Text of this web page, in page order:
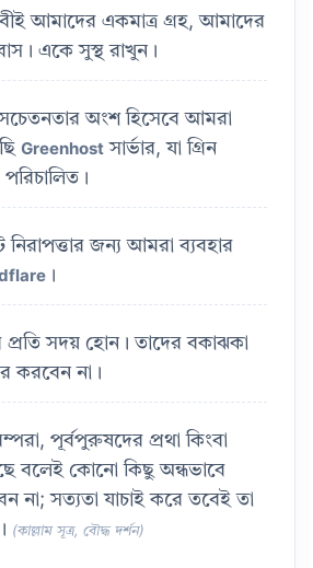
আমাদের একমাত্র গ্রহ, আমাদের
একে সুস্থ রাখুন।
সচেতনতার অংশ হিসেবে আমরা
Greenhost সার্ভার, যা গ্রিন
পরিচালিত।
নিরাপত্তার জন্য আমরা ব্যবহার
।
সদয় হোন। তাদের বকাঝকা
করবেন না।
পূর্বপুরুষদের প্রথা কিংবা
বলেই কোনো কিছু অন্ধভাবে
না; সত্যতা যাচাই করে তবেই তা
(কাল্লাম সূত্র, বৌদ্ধ দর্শন)